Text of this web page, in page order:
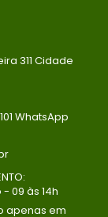
311 Cidade
WhatsApp
09 às 14h
apenas em